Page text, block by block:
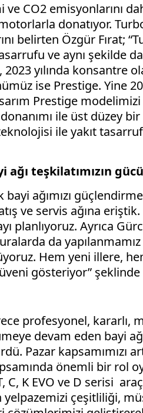
CO2 emisyonlarını
donatıyor.
belirten Özgür Fırat;
ve aynı şekilde
yılında konsantre
ise Prestige. Yine
Prestige
ile üst düzey
ile yakıt
ağı teşkilatımızın
bayi ağımızı
ve servis ağına
planlıyoruz. Ayrıca
da
Hem yeni illere,
gösteriyor” şeklinde
profesyonel, kararlı,
devam eden bayi
Pazar kapsamımızı
önemli bir rol
K EVO ve D serisi
çeşitliliği,